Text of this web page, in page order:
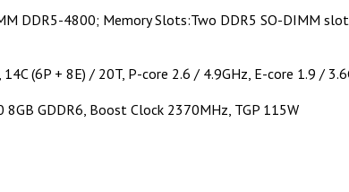
DDR5-4800; Memory Slots:Two DDR5 SO-DIMM
(6P + 8E) / 20T, P-core 2.6 / 4.9GHz, E-core 1.9 /
GDDR6, Boost Clock 2370MHz, TGP 115W